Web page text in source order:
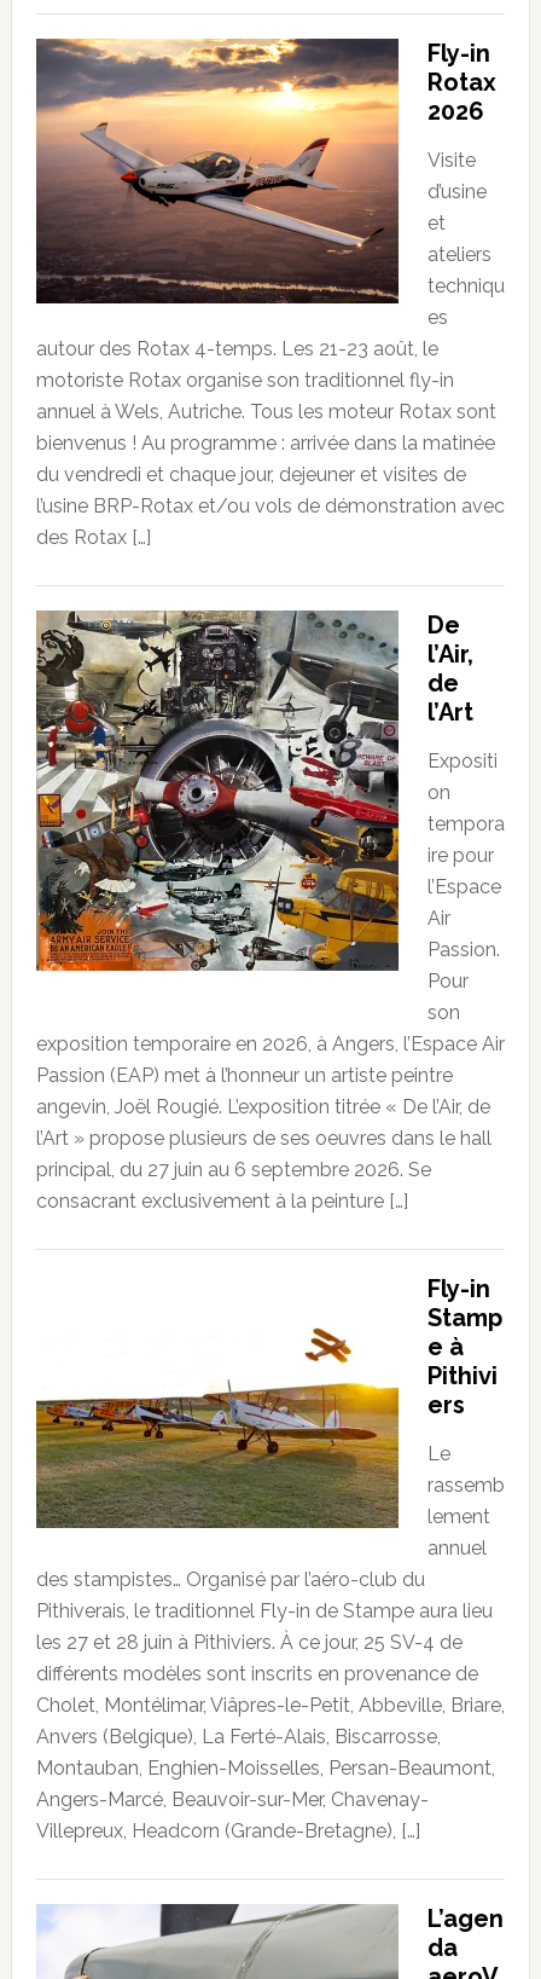
Fly-in
Rotax
2026
Visite
d’usine
et
ateliers
techniqu
es
autour des Rotax 4-temps. Les 21-23 août, le
motoriste Rotax organise son traditionnel fly-in
annuel à Wels, Autriche. Tous les moteur Rotax sont
bienvenus ! Au programme : arrivée dans la matinée
du vendredi et chaque jour, dejeuner et visites de
l’usine BRP-Rotax et/ou vols de démonstration avec
des Rotax […]
De
l’Air,
de
l’Art
Expositi
on
tempora
ire pour
l’Espace
Air
Passion.
Pour
son
exposition temporaire en 2026, à Angers, l’Espace Air
Passion (EAP) met à l’honneur un artiste peintre
angevin, Joël Rougié. L’exposition titrée « De l’Air, de
l’Art » propose plusieurs de ses oeuvres dans le hall
principal, du 27 juin au 6 septembre 2026. Se
consacrant exclusivement à la peinture […]
Fly-in
Stamp
e à
Pithivi
ers
Le
rassemb
lement
annuel
des stampistes… Organisé par l’aéro-club du
Pithiverais, le traditionnel Fly-in de Stampe aura lieu
les 27 et 28 juin à Pithiviers. À ce jour, 25 SV-4 de
différents modèles sont inscrits en provenance de
Cholet, Montélimar, Viâpres-le-Petit, Abbeville, Briare,
Anvers (Belgique), La Ferté-Alais, Biscarrosse,
Montauban, Enghien-Moisselles, Persan-Beaumont,
Angers-Marcé, Beauvoir-sur-Mer, Chavenay-
Villepreux, Headcorn (Grande-Bretagne), […]
L’agen
da